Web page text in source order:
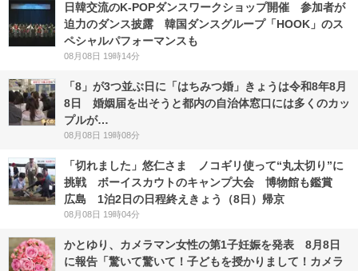
日韓交流のK-POPダンスワークショップ開催 参加者が
迫力のダンス披露 韓国ダンスグループ「HOOK」のス
ペシャルパフォーマンスも
08月08日 19時14分
「8」が3つ並ぶ日に「はちみつ婚」きょうは令和8年8月
8日 婚姻届を出そうと都内の自治体窓口には多くのカッ
プルが…
08月08日 19時08分
「切れました」悠仁さま ノコギリ使って“丸太切り”に
挑戦 ボーイスカウトのキャンプ大会 博物館も鑑賞
広島 1泊2日の日程終えきょう（8日）帰京
08月08日 19時04分
かとゆり、カメラマン女性の第1子妊娠を発表 8月8日
に報告「驚いて驚いて！子どもを授かりまして！カメラ